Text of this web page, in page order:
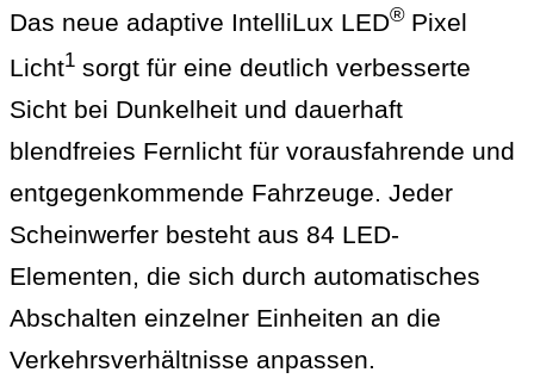
Das neue adaptive IntelliLux LED® Pixel
Licht1 sorgt für eine deutlich verbesserte
Sicht bei Dunkelheit und dauerhaft
blendfreies Fernlicht für vorausfahrende und
entgegenkommende Fahrzeuge. Jeder
Scheinwerfer besteht aus 84 LED-
Elementen, die sich durch automatisches
Abschalten einzelner Einheiten an die
Verkehrsverhältnisse anpassen.